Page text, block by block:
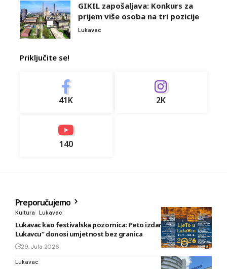
GIKIL zapošaljava: Konkurs za
prijem više osoba na tri pozicije
Lukavac
Priključite se!
41K 2K
140
Preporučujemo
Kultura Lukavac
Lukavac kao festivalska pozornica: Peto izdanje „Ljeta u
Lukavcu“ donosi umjetnost bez granica
29. Jula 2026.
Lukavac